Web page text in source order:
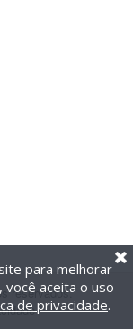
reservados.
para melhorar
você aceita o uso
de privacidade.